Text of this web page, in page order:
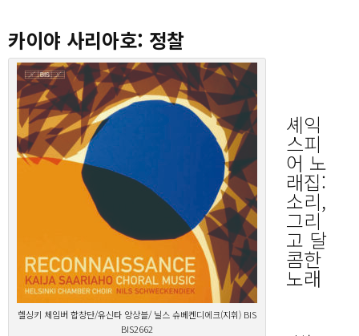
카이야 사리아호: 정찰
헬싱키 체임버 합창단/유신타 앙상블/ 닐스 슈베켄디에크(지휘) BIS
BIS2662
셰익
스피
어 노
래집:
소리,
그리
고 달
콤한
노래